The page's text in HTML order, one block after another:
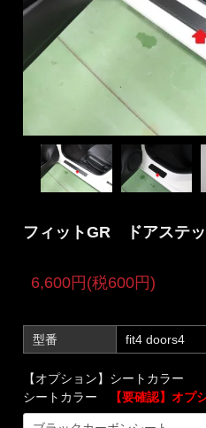
フィットGR ドアステ
6,600円(税600円)
型番 fit4 doors4
【オプション】シートカラー
シートカラー
【要確認】オプ